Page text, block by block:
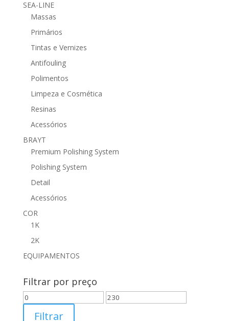
SEA-LINE
Massas
Primários
Tintas e Vernizes
Antifouling
Polimentos
Limpeza e Cosmética
Resinas
Acessórios
BRAYT
Premium Polishing System
Polishing System
Detail
Acessórios
COR
1K
2K
EQUIPAMENTOS
Filtrar por preço
Preço
Preço
Filtrar